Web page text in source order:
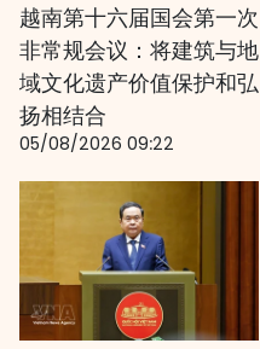
越南第十六届国会第一次
非常规会议：将建筑与地
域文化遗产价值保护和弘
扬相结合
05/08/2026 09:22